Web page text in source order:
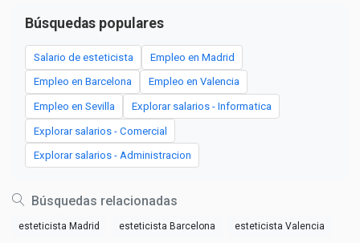
Búsquedas populares
Salario de esteticista Empleo en Madrid
Empleo en Barcelona Empleo en Valencia
Empleo en Sevilla Explorar salarios - Informatica
Explorar salarios - Comercial
Explorar salarios - Administracion
Búsquedas relacionadas
esteticista Madrid esteticista Barcelona esteticista Valencia